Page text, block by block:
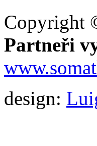
Copyright
Partneři
design: